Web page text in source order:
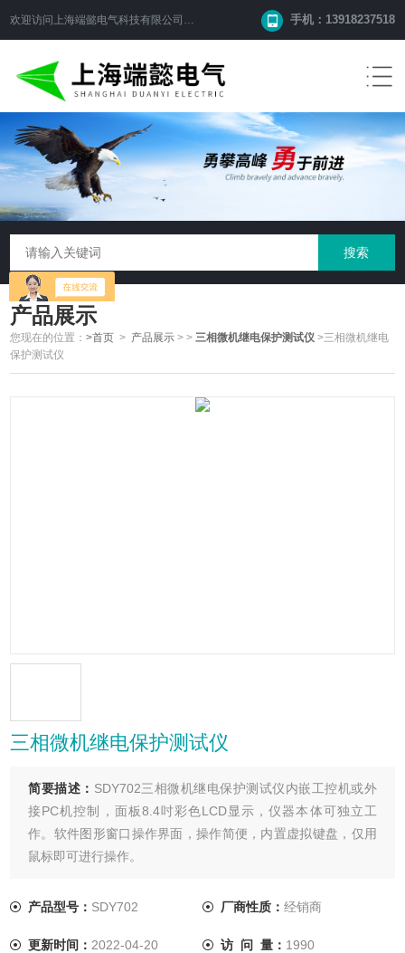
欢迎访问 上海端懿电气科技有限公司 网站！ 手机：13918237518
产品展示
您现在的位置：>首页 > 产品展示 >> 三相微机继电保护测试仪 >三相微机继电
保护测试仪
三相微机继电保护测试仪
简要描述： SDY702三相微机继电保护测试仪内嵌工控机或外
接PC机控制，面板8.4吋彩色LCD显示，仪器本体可独立工
作。软件图形窗口操作界面，操作简便，内置虚拟键盘，仅用
鼠标即可进行操作。
产品型号： SDY702 厂商性质： 经销商
更新时间： 2022-04-20 访 问 量： 1990